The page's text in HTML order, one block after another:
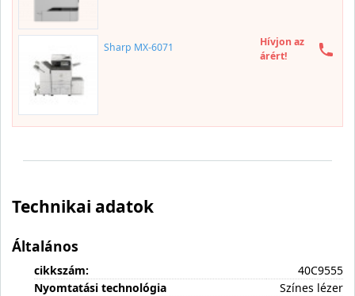
Sharp MX-6071
Hívjon az
árért!
Technikai adatok
Általános
cikkszám:
40C9555
Nyomtatási technológia
Színes lézer